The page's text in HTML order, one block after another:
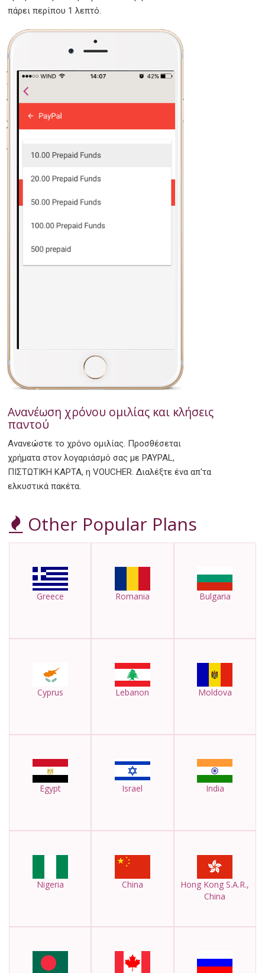
πάρει περίπου 1 λεπτό.
Ανανέωση χρόνου ομιλίας και κλήσεις
παντού
Ανανεώστε το χρόνο ομιλίας. Προσθέσεται
χρήματα στον λογαριάσμό σας με PAYPAL,
ΠΙΣΤΩΤΙΚΗ ΚΑΡΤΑ, η VOUCHER. Διαλέξτε ένα απ'τα
ελκυστικά πακέτα.
Other Popular Plans
Greece Romania Bulgaria
Cyprus Lebanon Moldova
Egypt Israel India
Nigeria China
Hong Kong S.A.R.,
China